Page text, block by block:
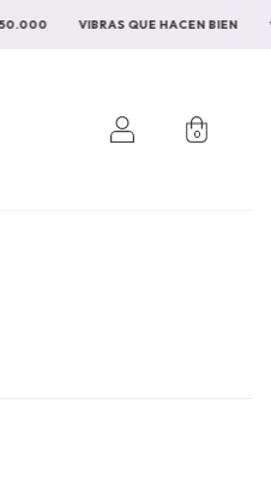
✨ SEXUAL WELLNESS ✨ Envios
0